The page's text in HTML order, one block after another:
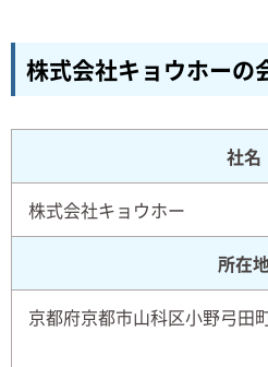
株式会社キョウホーの
社名
株式会社キョウホー
所在
京都府京都市山科区小野弓田